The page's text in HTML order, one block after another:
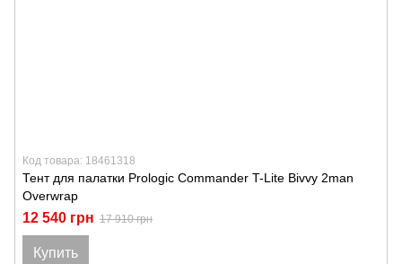
Код товара: 18461318
Тент для палатки Prologic Commander T-Lite Bivvy 2man
Overwrap
12 540 грн 17 910 грн
Купить